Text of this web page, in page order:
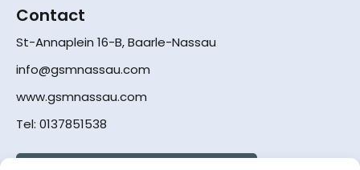
Contact
St-Annaplein 16-B, Baarle-Nassau
info@gsmnassau.com
www.gsmnassau.com
Tel: 0137851538